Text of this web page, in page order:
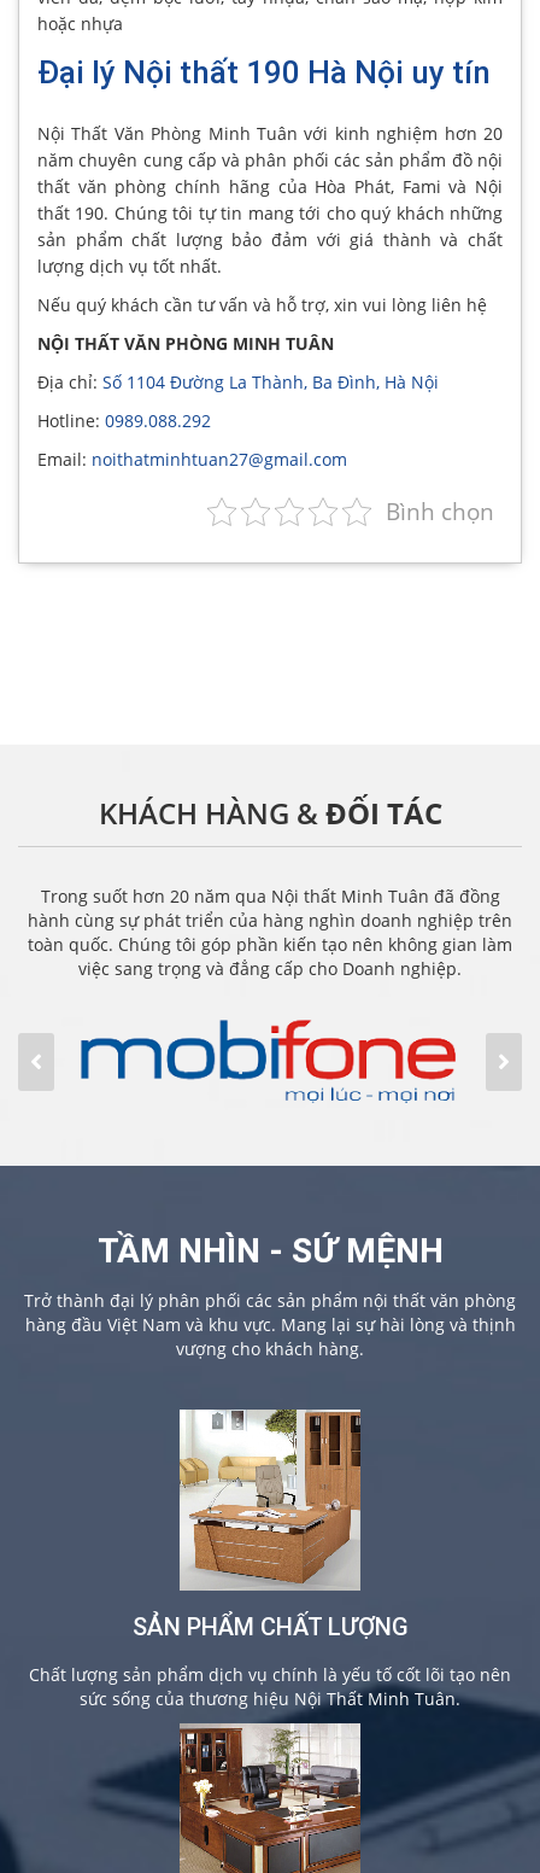
hoặc nhựa
Đại lý Nội thất 190 Hà Nội uy tín
Nội Thất Văn Phòng Minh Tuân với kinh nghiệm hơn 20
năm chuyên cung cấp và phân phối các sản phẩm đồ nội
thất văn phòng chính hãng của Hòa Phát, Fami và Nội
thất 190. Chúng tôi tự tin mang tới cho quý khách những
sản phẩm chất lượng bảo đảm với giá thành và chất
lượng dịch vụ tốt nhất.
Nếu quý khách cần tư vấn và hỗ trợ, xin vui lòng liên hệ
NỘI THẤT VĂN PHÒNG MINH TUÂN
Địa chỉ: Số 1104 Đường La Thành, Ba Đình, Hà Nội
Hotline: 0989.088.292
Email: noithatminhtuan27@gmail.com
Bình chọn
KHÁCH HÀNG &ĐỐI TÁC
Trong suốt hơn 20 năm qua Nội thất Minh Tuân đã đồng
hành cùng sự phát triển của hàng nghìn doanh nghiệp trên
toàn quốc. Chúng tôi góp phần kiến tạo nên không gian làm
việc sang trọng và đẳng cấp cho Doanh nghiệp.
TẦM NHÌN - SỨ MỆNH
Trở thành đại lý phân phối các sản phẩm nội thất văn phòng
hàng đầu Việt Nam và khu vực. Mang lại sự hài lòng và thịnh
vượng cho khách hàng.
SẢN PHẨM CHẤT LƯỢNG
Chất lượng sản phẩm dịch vụ chính là yếu tố cốt lõi tạo nên
sức sống của thương hiệu Nội Thất Minh Tuân.